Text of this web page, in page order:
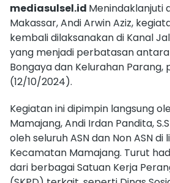
mediasulsel.id Menindaklanjuti
Makassar, Andi Arwin Aziz,
kembali dilaksanakan di Kanal
yang menjadi perbatasan
Bongaya dan Kelurahan Parang,
(12/10/2024).
Kegiatan ini dipimpin langsung
Mamajang, Andi Irdan Pandita,
oleh seluruh ASN dan Non ASN
Kecamatan Mamajang. Turut
dari berbagai Satuan Kerja